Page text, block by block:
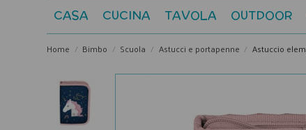
CASA CUCINA TAVOLA OUTDOOR
Home Bimbo Scuola Astucci e portapenne Astuccio